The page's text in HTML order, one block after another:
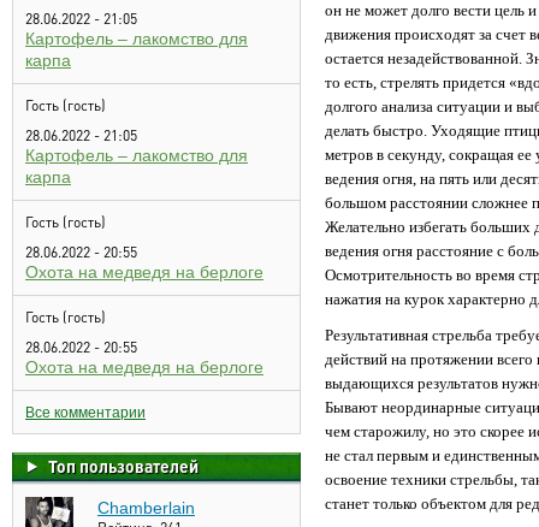
28.06.2022 - 21:05
Картофель – лакомство для
карпа
Гость (гость)
28.06.2022 - 21:05
Картофель – лакомство для
карпа
Гость (гость)
28.06.2022 - 20:55
Охота на медведя на берлоге
Гость (гость)
28.06.2022 - 20:55
Охота на медведя на берлоге
Все комментарии
Топ пользователей
Chamberlain
он не может долго вести цель
движения происходят за счет
остается незадействованной.
то есть, стрелять придется
долгого анализа ситуации и
делать быстро. Уходящие
метров в секунду, сокращая
ведения огня, на пять или
большом расстоянии сложнее
Желательно избегать
ведения огня расстояние с
Осмотрительность во время
нажатия на курок характерно
Результативная стрельба
действий на протяжении
выдающихся результатов
Бывают неординарные
чем старожилу, но это скорее
не стал первым и
освоение техники стрельбы,
станет только объектом для